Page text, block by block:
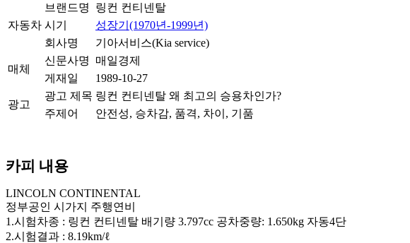
자동차
브랜드명
링컨 컨티넨탈
시기
성장기(1970년-1999년)
회사명
기아서비스(Kia service)
매체
신문사명
매일경제
게재일
1989-10-27
광고
광고 제목 링컨 컨티넨탈 왜 최고의 승용차인가?
주제어
안전성, 승차감, 품격, 차이, 기품
카피 내용
LINCOLN CONTINENTAL
정부공인 시가지 주행연비
1.시험차종 : 링컨 컨티넨탈 배기량 3.797cc 공차중량: 1.650kg 자동4단
2.시험결과 : 8.19km/ℓ